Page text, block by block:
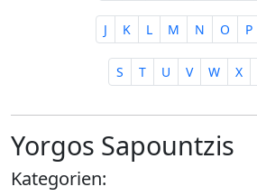
J K L M N O P
S T U V W X
Yorgos Sapountzis
Kategorien: